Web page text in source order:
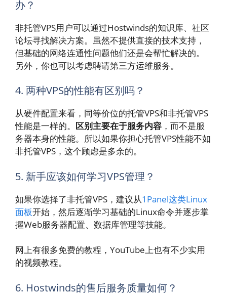
办？
非托管VPS用户可以通过Hostwinds的知识库、社区
论坛寻找解决方案。虽然不提供直接的技术支持，
但基础的网络连通性问题他们还是会帮忙解决的。
另外，你也可以考虑聘请第三方运维服务。
4. 两种VPS的性能有区别吗？
从硬件配置来看，同等价位的托管VPS和非托管VPS
性能是一样的。 区别主要在于服务内容 ，而不是服
务器本身的性能。所以如果你担心托管VPS性能不如
非托管VPS，这个顾虑是多余的。
5. 新手应该如何学习VPS管理？
如果你选择了非托管VPS，建议从1Panel这类Linux
面板开始，然后逐渐学习基础的Linux命令并逐步掌
握Web服务器配置、数据库管理等技能。
网上有很多免费的教程，YouTube上也有不少实用
的视频教程。
6. Hostwinds的售后服务质量如何？